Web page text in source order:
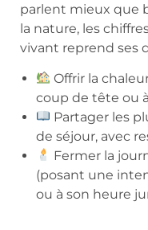
parlent mieux que
la nature, les
vivant reprend ses
Offrir la
coup de tête ou
Partager les
de séjour, avec
Fermer la
(posant une
ou à son heure